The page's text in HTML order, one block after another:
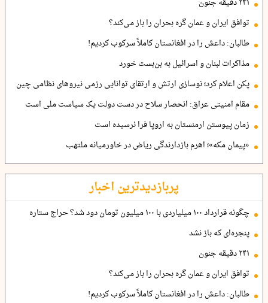
۲۴۱ دقیقه جنون
توافق ایران و عمان گره بحران را باز می‌کند؟
طالبان: داعش را در افغانستان کاملاً سرکوب کردیم!
مذاکرات لبنان و اسرائیل به بن‌بست خورد
پکن اعلام کرد؛ نوسازی ارتش و ارتقای توانایی رزمی نیروهای نظامی چین
مقام امنیتی عراق: انحصار سلاح در دست دولت یک سیاست ملی است
زمان پیوستن ارمنستان به اروپا فرا نرسیده است
«پیمان مکه»؛ اهرم بازدارندگی ریاض در خاورمیانه ملتهب
پربازدیدترین اخبار
چگونه قرارداد ۱۰۰ میلیاردی با ۱۰۰ میلیون تومان دود شد؟ حراج ستاره
پنجره‌ای که باز نشد
۲۴۱ دقیقه جنون
توافق ایران و عمان گره بحران را باز می‌کند؟
طالبان: داعش را در افغانستان کاملاً سرکوب کردیم!